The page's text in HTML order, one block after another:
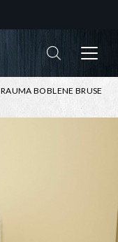
RAUMA BOBLENE BRUSE